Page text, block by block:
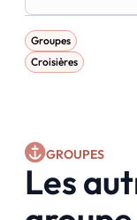
Groupes
Croisières
GROUPES
Les